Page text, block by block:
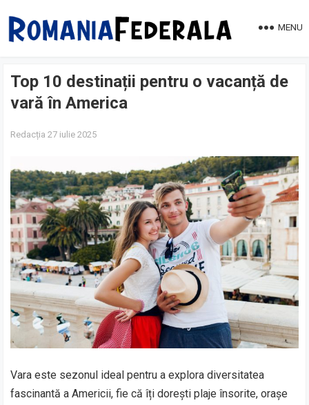
MENU
Top 10 destinații pentru o vacanță de
vară în America
Redacția 27 iulie 2025
Vara este sezonul ideal pentru a explora diversitatea
fascinantă a Americii, fie că îți dorești plaje însorite, orașe